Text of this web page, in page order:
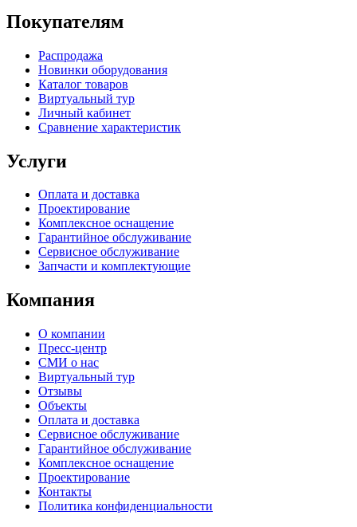
Покупателям
Распродажа
Новинки оборудования
Каталог товаров
Виртуальный тур
Личный кабинет
Сравнение характеристик
Услуги
Оплата и доставка
Проектирование
Комплексное оснащение
Гарантийное обслуживание
Сервисное обслуживание
Запчасти и комплектующие
Компания
О компании
Пресс-центр
СМИ о нас
Виртуальный тур
Отзывы
Объекты
Оплата и доставка
Сервисное обслуживание
Гарантийное обслуживание
Комплексное оснащение
Проектирование
Контакты
Политика конфиденциальности